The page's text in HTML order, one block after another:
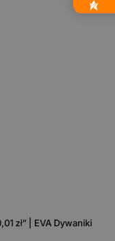
zł” | EVA Dywaniki